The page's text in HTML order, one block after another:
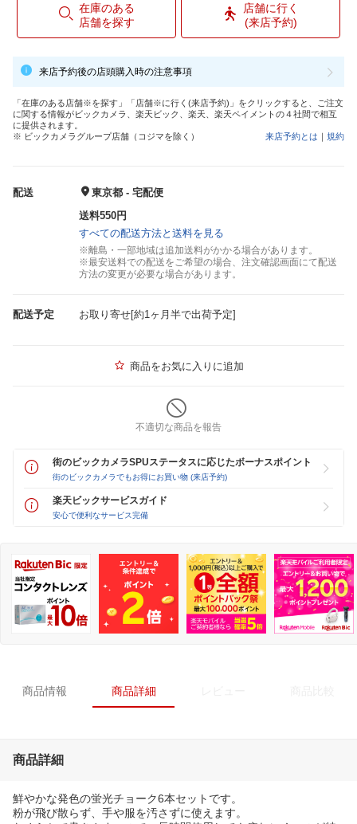
在庫のある
店舗を探す
店舗に行く
(来店予約)
来店予約後の店頭購入時の注意事項
「在庫のある店舗※を探す」「店舗※に行く(来店予約)」をクリックすると、ご注文
に関する情報がビックカメラ、楽天ビック、楽天、楽天ペイメントの４社間で相互
に提供されます。
※ ビックカメラグループ店舗（コジマを除く）
来店予約とは ｜ 規約
配送
東京都 - 宅配便
送料550円
すべての配送方法と送料を見る
※離島・一部地域は追加送料がかかる場合があります。
※最安送料での配送をご希望の場合、注文確認画面にて配送
方法の変更が必要な場合があります。
配送予定 お取り寄せ[約1ヶ月半で出荷予定]
商品をお気に入りに追加
不適切な商品を報告
街のビックカメラSPUステータスに応じたボーナスポイント
街のビックカメラでもお得にお買い物 (来店予約)
楽天ビックサービスガイド
安心で便利なサービス完備
商品情報 商品詳細
商品詳細
鮮やかな発色の蛍光チョーク6本セットです。
粉が飛び散らず、手や服を汚さずに使えます。